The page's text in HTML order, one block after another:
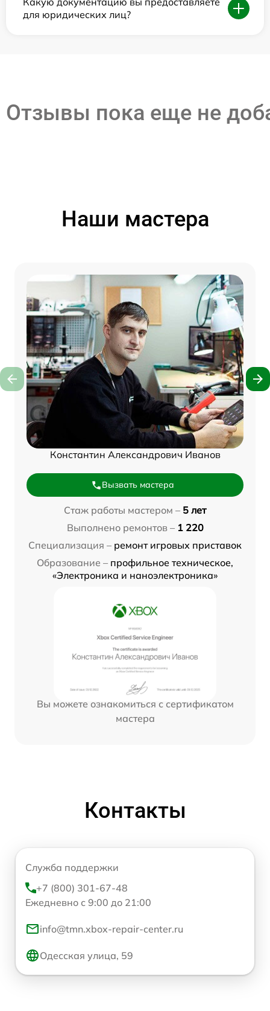
для юридических лиц?
Отзывы пока еще не
Наши мастера
Константин Александрович Иванов
Вызвать мастера
Стаж работы мастером – 5 лет
Выполнено ремонтов – 1 220
Специализация – ремонт игровых приставок
Образование – профильное техническое,
«Электроника и наноэлектроника»
Вы можете ознакомиться с сертификатом
мастера
Контакты
Служба поддержки
+7 (800) 301-67-48
Ежедневно с 9:00 до 21:00
info@tmn.xbox-repair-center.ru
Одесская улица, 59